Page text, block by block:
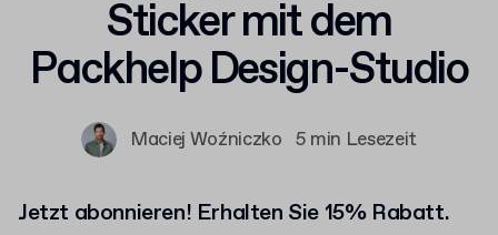
Sticker mit dem
Packhelp Design-Studio
Maciej Woźniczko 5 min Lesezeit
Jetzt abonnieren! Erhalten Sie 15% Rabatt.